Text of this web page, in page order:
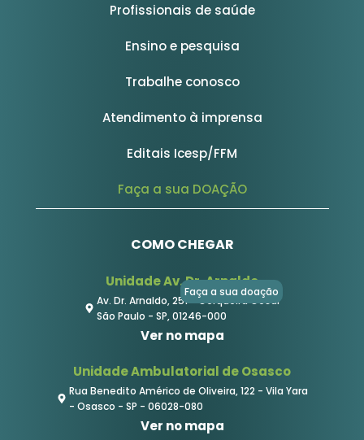
Profissionais de saúde
Ensino e pesquisa
Trabalhe conosco
Atendimento à imprensa
Editais Icesp/FFM
Faça a sua DOAÇÃO
COMO CHEGAR
Unidade Av. Dr. Arnaldo
Av. Dr. Arnaldo, 251 - Cerqueira César
São Paulo - SP, 01246-000
Ver no mapa
Unidade Ambulatorial de Osasco
Rua Benedito Américo de Oliveira, 122 - Vila Yara
- Osasco - SP - 06028-080
Ver no mapa
Faça a sua doação